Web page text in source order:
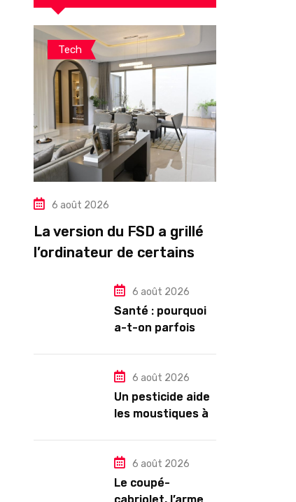
Tech
6 août 2026
La version du FSD a grillé
l’ordinateur de certains
6 août 2026
Santé : pourquoi
a-t-on parfois
dormant ?
6 août 2026
Un pesticide aide
les moustiques à
6 août 2026
Le coupé-
cabriolet, l’arme